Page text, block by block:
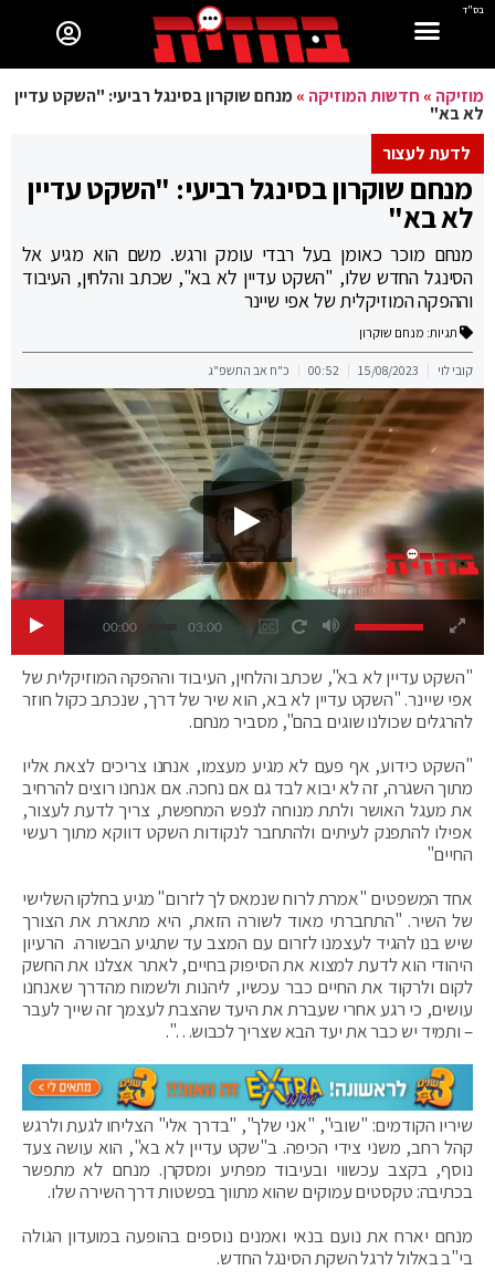
בס"ד
מוזיקה » חדשות המוזיקה »מנחם שוקרון בסינגל רביעי: "השקט עדיין
לא בא"
לדעת לעצור
מנחם שוקרון בסינגל רביעי: "השקט עדיין
לא בא"
מנחם מוכר כאומן בעל רבדי עומק ורגש. משם הוא מגיע אל
הסינגל החדש שלו, "השקט עדיין לא בא", שכתב והלחין, העיבוד
וההפקה המוזיקלית של אפי שיינר
תגיות: מנחם שוקרון
קובי לוי 15/08/2023
00:52 כ"ח אב התשפ"ג
00:00 03:00
"השקט עדיין לא בא", שכתב והלחין, העיבוד וההפקה המוזיקלית של
אפי שיינר. "השקט עדיין לא בא, הוא שיר של דרך, שנכתב כקול חוזר
להרגלים שכולנו שוגים בהם", מסביר מנחם.
"השקט כידוע, אף פעם לא מגיע מעצמו, אנחנו צריכים לצאת אליו
מתוך השגרה, זה לא יבוא לבד גם אם נחכה. אם אנחנו רוצים להרחיב
את מעגל האושר ולתת מנוחה לנפש המחפשת, צריך לדעת לעצור,
אפילו להתפנק לעיתים ולהתחבר לנקודות השקט דווקא מתוך רעשי
החיים"
אחד המשפטים "אמרת לרוח שנמאס לך לזרום" מגיע בחלקו השלישי
של השיר. "התחברתי מאוד לשורה הזאת, היא מתארת את הצורך
שיש בנו להגיד לעצמנו לזרום עם המצב עד שתגיע הבשורה. הרעיון
היהודי הוא לדעת למצוא את הסיפוק בחיים, לאתר אצלנו את החשק
לקום ולרקוד את החיים כבר עכשיו, ליהנות ולשמוח מהדרך שאנחנו
עושים, כי רגע אחרי שעברת את היעד שהצבת לעצמך זה שייך לעבר
– ותמיד יש כבר את יעד הבא שצריך לכבוש…".
שיריו הקודמים: "שובי", "אני שלך", "בדרך אלי" הצליחו לגעת ולרגש
קהל רחב, משני צידי הכיפה. ב"שקט עדיין לא בא", הוא עושה צעד
נוסף, בקצב עכשווי ובעיבוד מפתיע ומסקרן. מנחם לא מתפשר
בכתיבה: טקסטים עמוקים שהוא מתווך בפשטות דרך השירה שלו.
מנחם יארח את נועם בנאי ואמנים נוספים בהופעה במועדון הגולה
בי"ב באלול לרגל השקת הסינגל החדש.